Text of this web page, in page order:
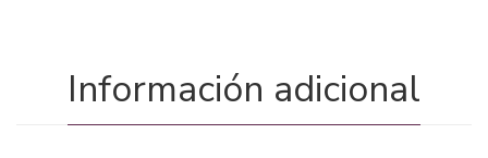
Información adicional